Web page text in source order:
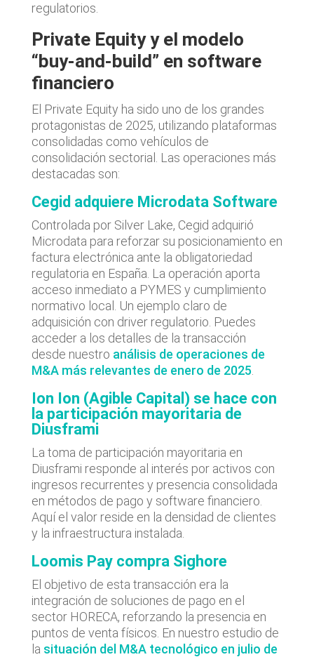
regulatorios.
Private Equity y el modelo
“buy-and-build” en software
financiero
El Private Equity ha sido uno de los grandes
protagonistas de 2025, utilizando plataformas
consolidadas como vehículos de
consolidación sectorial. Las operaciones más
destacadas son:
Cegid adquiere Microdata Software
Controlada por Silver Lake, Cegid adquirió
Microdata para reforzar su posicionamiento en
factura electrónica ante la obligatoriedad
regulatoria en España. La operación aporta
acceso inmediato a PYMES y cumplimiento
normativo local. Un ejemplo claro de
adquisición con driver regulatorio. Puedes
acceder a los detalles de la transacción
desde nuestro análisis de operaciones de
M&A más relevantes de enero de 2025
Ion Ion (Agible Capital) se hace con
la participación mayoritaria de
Diusframi
La toma de participación mayoritaria en
Diusframi responde al interés por activos con
ingresos recurrentes y presencia consolidada
en métodos de pago y software financiero.
Aquí el valor reside en la densidad de clientes
y la infraestructura instalada.
Loomis Pay compra Sighore
El objetivo de esta transacción era la
integración de soluciones de pago en el
sector HORECA, reforzando la presencia en
puntos de venta físicos. En nuestro estudio de
la situación del M&A tecnológico en julio de